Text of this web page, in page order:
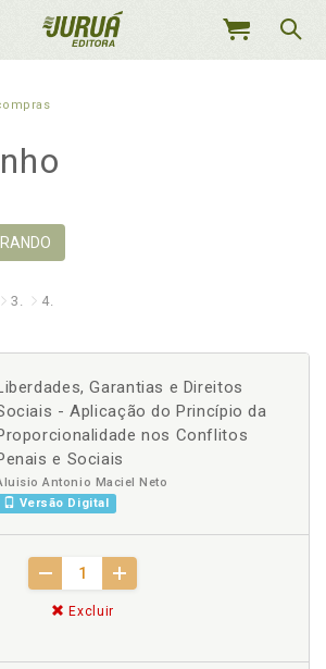
MEU
3. 4.
Garantias e Direitos
- Aplicação do Princípio da
nos Conflitos
e Sociais
Antonio Maciel Neto
Versão Digital
Excluir